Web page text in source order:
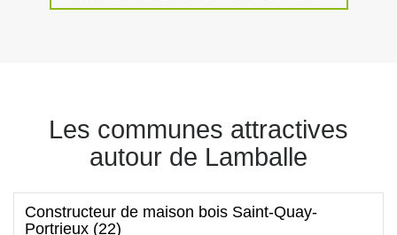
Les communes attractives
autour de Lamballe
Constructeur de maison bois Saint-Quay-
Portrieux (22)